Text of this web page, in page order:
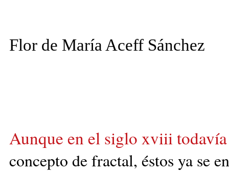
Flor de María Aceff Sánchez
Aunque en el siglo xviii
concepto de fractal, éstos ya se